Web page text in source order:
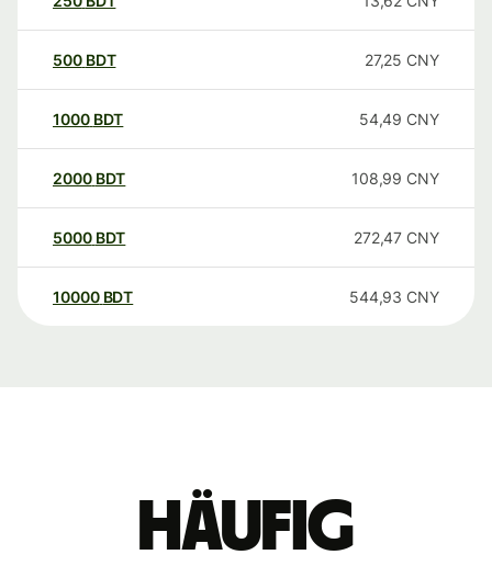
500 BDT 27,25 CNY
1000 BDT 54,49 CNY
2000 BDT 108,99 CNY
5000 BDT 272,47 CNY
10000 BDT 544,93 CNY
Häufig